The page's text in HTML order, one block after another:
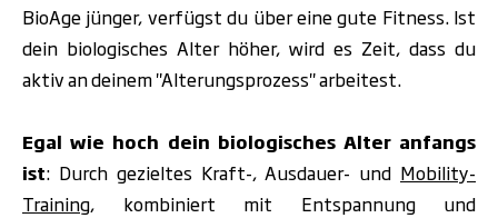
BioAge jünger, verfügst du über eine gute Fitness. Ist
dein biologisches Alter höher, wird es Zeit, dass du
aktiv an deinem "Alterungsprozess" arbeitest.
Egal wie hoch dein biologisches Alter anfangs
ist: Durch gezieltes Kraft-, Ausdauer- und Mobility-
Training, kombiniert mit Entspannung und